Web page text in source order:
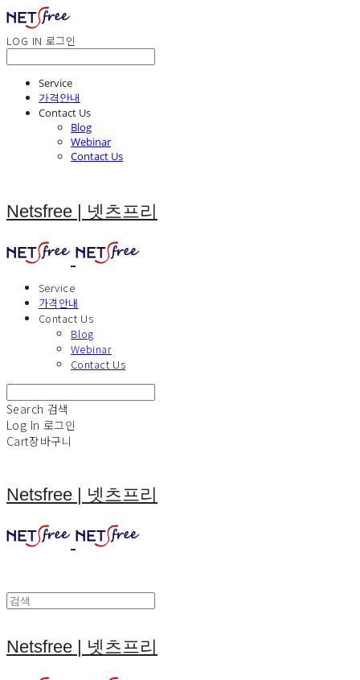
LOG IN 로그인
Service
가격안내
Contact Us
Blog
Webinar
Contact Us
Netsfree | 넷츠프리
Service
가격안내
Contact Us
Blog
Webinar
Contact Us
Search 검색
Log In 로그인
Cart장바구니
Netsfree | 넷츠프리
Netsfree | 넷츠프리